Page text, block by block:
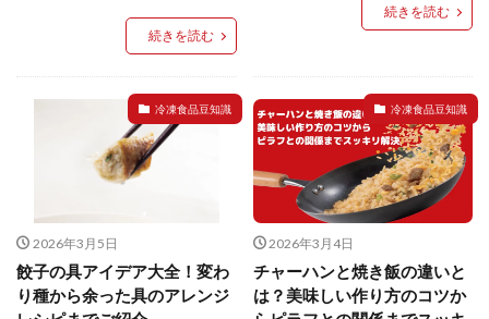
続きを読む
続きを読む
冷凍食品豆知識
2026年3月5日
餃子の具アイデア大全！変わ
り種から余った具のアレンジ
冷凍食品豆知識
2026年3月4日
チャーハンと焼き飯の違いと
は？美味しい作り方のコツか
検索